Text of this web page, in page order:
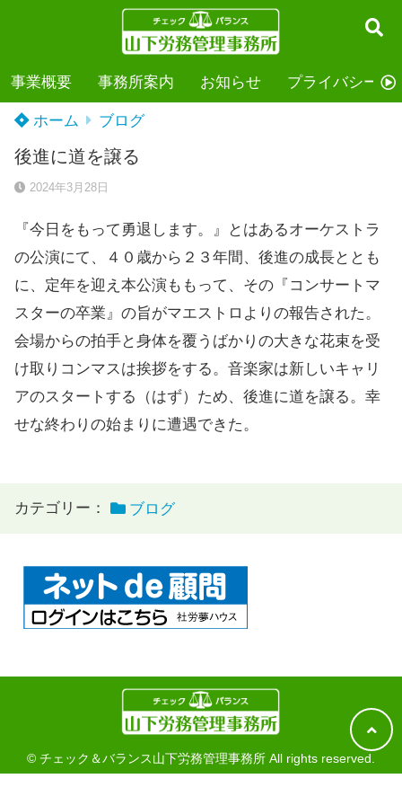
事業概要 事務所案内 お知らせ プライバシーポ
ホーム ブログ
後進に道を譲る
2024年3月28日
『今日をもって勇退します。』とはあるオーケストラ
の公演にて、４０歳から２３年間、後進の成長ととも
に、定年を迎え本公演ももって、その『コンサートマ
スターの卒業』の旨がマエストロよりの報告された。
会場からの拍手と身体を覆うばかりの大きな花束を受
け取りコンマスは挨拶をする。音楽家は新しいキャリ
アのスタートする（はず）ため、後進に道を譲る。幸
せな終わりの始まりに遭遇できた。
カテゴリー： ブログ
© チェック＆バランス山下労務管理事務所 All rights reserved.